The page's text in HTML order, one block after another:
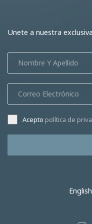
Unete a nuestra
Acepto política de
English